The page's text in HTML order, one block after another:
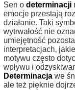
Sen o determinacji
emocje przestają
działanie. Taki
wytrwałość nie
umiejętność
interpretacjach,
motywu często
wpływu i
Determinacja we
ale też pięknie